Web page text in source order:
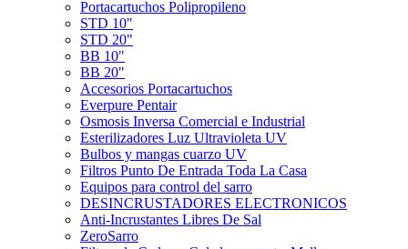
Portacartuchos Polipropileno
STD 10"
STD 20"
BB 10"
BB 20"
Accesorios Portacartuchos
Everpure Pentair
Osmosis Inversa Comercial e Industrial
Esterilizadores Luz Ultravioleta UV
Bulbos y mangas cuarzo UV
Filtros Punto De Entrada Toda La Casa
Equipos para control del sarro
DESINCRUSTADORES ELECTRONICOS
Anti-Incrustantes Libres De Sal
ZeroSarro